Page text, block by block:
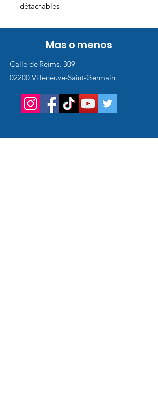
détachables
Mas o menos
Calle de Reims, 309
02200 Villeneuve-Saint-Germain